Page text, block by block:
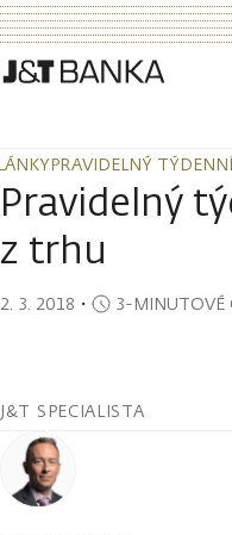
PRAVIDELNÝ
PRAVIDELNÝ
Pravidelný
z trhu
2. 3. 2018 ・ 3-MINUTOVÉ
J&T SPECIALISTA